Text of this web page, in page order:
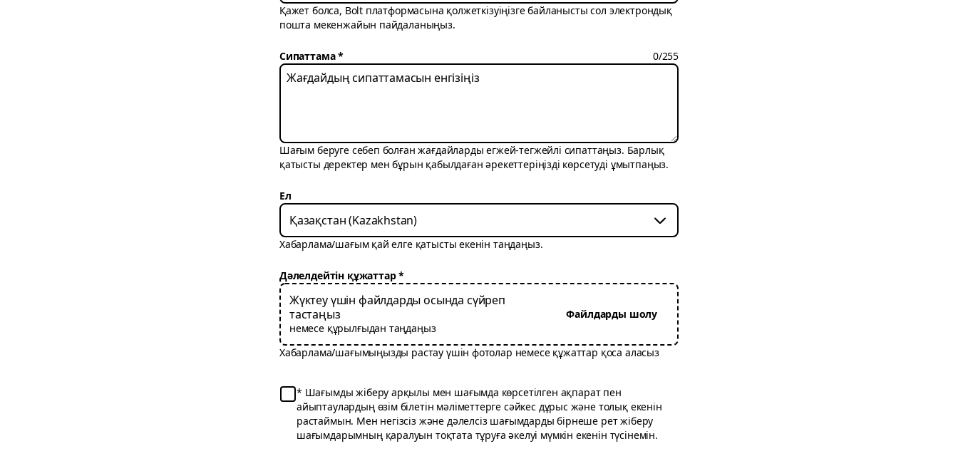
Қажет болса, Bolt платформасына қолжеткізуіңізге байланысты сол электрондық
пошта мекенжайын пайдаланыңыз.
Сипаттама 0/255
Шағым беруге себеп болған жағдайларды егжей-тегжейлі сипаттаңыз. Барлық
қатысты деректер мен бұрын қабылдаған әрекеттеріңізді көрсетуді ұмытпаңыз.
Ел
Қазақстан (Kazakhstan)
Хабарлама/шағым қай елге қатысты екенін таңдаңыз.
Дәлелдейтін құжаттар
Жүктеу үшін файлдарды осында сүйреп
тастаңыз
немесе құрылғыдан таңдаңыз
Файлдарды шолу
Хабарлама/шағымыңызды растау үшін фотолар немесе құжаттар қоса аласыз
Шағымды жіберу арқылы мен шағымда көрсетілген ақпарат пен
айыптаулардың өзім білетін мәліметтерге сәйкес дұрыс және толық екенін
растаймын. Мен негізсіз және дәлелсіз шағымдарды бірнеше рет жіберу
шағымдарымның қаралуын тоқтата тұруға әкелуі мүмкін екенін түсінемін.